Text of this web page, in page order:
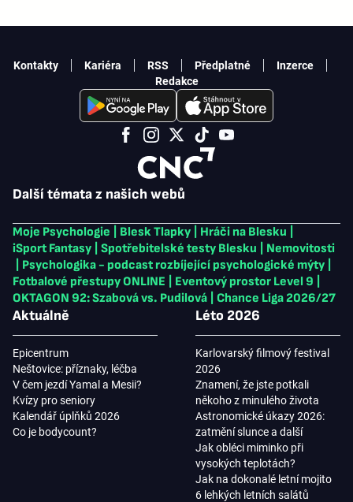
Další témata z našich webů
Moje Psychologie Blesk Tlapky Hráči na Blesku
iSport Fantasy
Spotřebitelské testy Blesku
Nemovitosti
Psychologika - podcast rozbíjející psychologické mýty
Fotbalové přestupy ONLINE
Eventový prostor Level 9
OKTAGON 92: Szabová vs. Pudilová
Chance Liga 2026/27
Aktuálně
Epicentrum
Neštovice: příznaky, léčba
V čem jezdí Yamal a Mesii?
Kvízy pro seniory
Kalendář úplňků 2026
Co je bodycount?
Léto 2026
Karlovarský filmový festival
2026
Znamení, že jste potkali
někoho z minulého života
Astronomické úkazy 2026:
zatmění slunce a další
Jak obléci miminko při
vysokých teplotách?
Jak na dokonalé letní mojito
6 lehkých letních salátů
Kontakty Kariéra RSS Předplatné
Inzerce
Redakce